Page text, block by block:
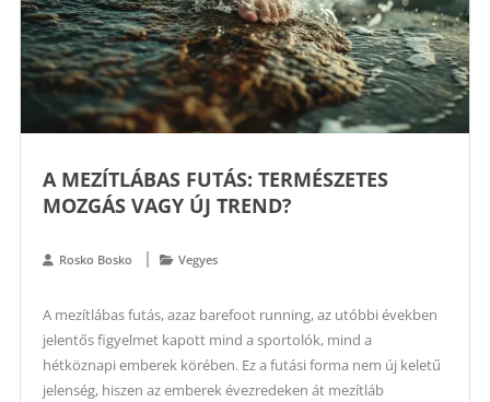
A MEZÍTLÁBAS FUTÁS: TERMÉSZETES
MOZGÁS VAGY ÚJ TREND?
Rosko Bosko Vegyes
A mezítlábas futás, azaz barefoot running, az utóbbi években
jelentős figyelmet kapott mind a sportolók, mind a
hétköznapi emberek körében. Ez a futási forma nem új keletű
jelenség, hiszen az emberek évezredeken át mezítláb